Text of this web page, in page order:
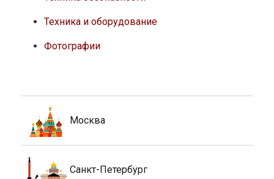
Техника и оборудование
Фотографии
Москва
Санкт-Петербург